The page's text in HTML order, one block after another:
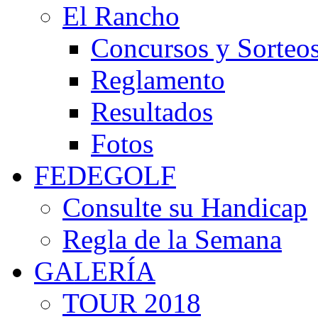
El Rancho
Concursos y
Reglamento
Resultados
Fotos
FEDEGOLF
Consulte su Handicap
Regla de la Semana
GALERÍA
TOUR 2018